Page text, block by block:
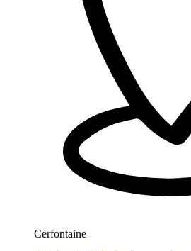
Cerfontaine